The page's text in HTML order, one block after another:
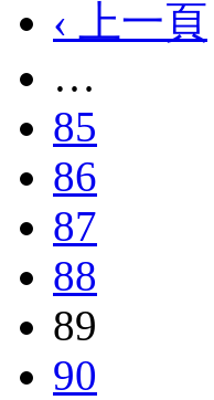
‹ 上一頁
…
85
86
87
88
89
90